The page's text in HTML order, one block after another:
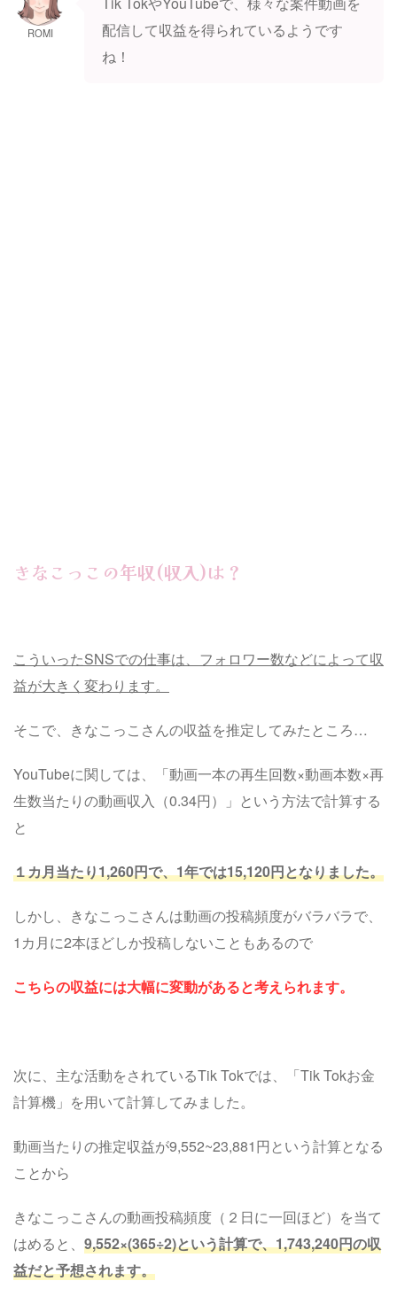
ROMI
配信して収益を得られているようです
ね！
きなこっこの年収(収入)は？
こういったSNSでの仕事は、フォロワー数などによって収
益が大きく変わります。
そこで、きなこっこさんの収益を推定してみたところ…
YouTubeに関しては、「動画一本の再生回数×動画本数×再
生数当たりの動画収入（0.34円）」という方法で計算する
と
１カ月当たり1,260円で、1年では15,120円となりました。
しかし、きなこっこさんは動画の投稿頻度がバラバラで、
1カ月に2本ほどしか投稿しないこともあるので
こちらの収益には大幅に変動があると考えられます。
次に、主な活動をされているTik Tokでは、「Tik Tokお金
計算機」を用いて計算してみました。
動画当たりの推定収益が9,552~23,881円という計算となる
ことから
きなこっこさんの動画投稿頻度（２日に一回ほど）を当て
はめると、 9,552×(365÷2)という計算で、1,743,240円の収
益だと予想されます。